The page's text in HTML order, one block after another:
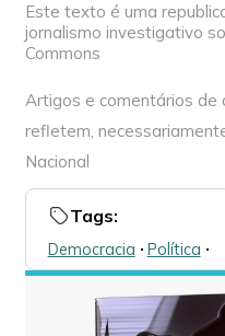
Este texto é uma
jornalismo investigativo
Commons
Artigos e comentários de
refletem,
Nacional
Tags:
Democracia 🞌 Política 🞌